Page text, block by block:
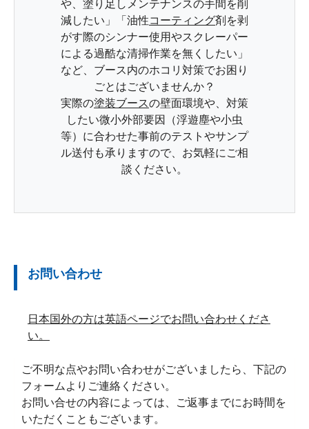
や、塗り足しメンテナンスの手間を削
減したい」「油性コーティング剤を剥
がす際のシンナー使用やスクレーパー
による過酷な清掃作業を無くしたい」
など、ブース内のホコリ対策でお困り
ごとはございませんか？
実際の塗装ブースの壁面環境や、対策
したい微小外部要因（浮遊塵や小虫
等）に合わせた事前のテストやサンプ
ル送付も承りますので、お気軽にご相
談ください。
お問い合わせ
日本国外の方は英語ページでお問い合わせくださ
い。
ご不明な点やお問い合わせがございましたら、下記の
フォームよりご連絡ください。
お問い合せの内容によっては、ご返事までにお時間を
いただくこともございます。